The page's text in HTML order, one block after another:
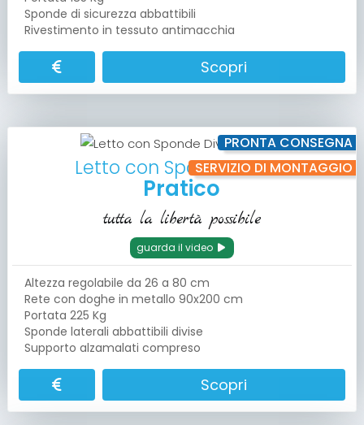
Sponde di sicurezza abbattibili
Rivestimento in tessuto antimacchia
Scopri
PRONTA CONSEGNA
SERVIZIO DI MONTAGGIO
Letto con Sponde Divise
Pratico
tutta la libertà possibile
guarda il video
Altezza regolabile da 26 a 80 cm
Rete con doghe in metallo 90x200 cm
Portata 225 Kg
Sponde laterali abbattibili divise
Supporto alzamalati compreso
Scopri